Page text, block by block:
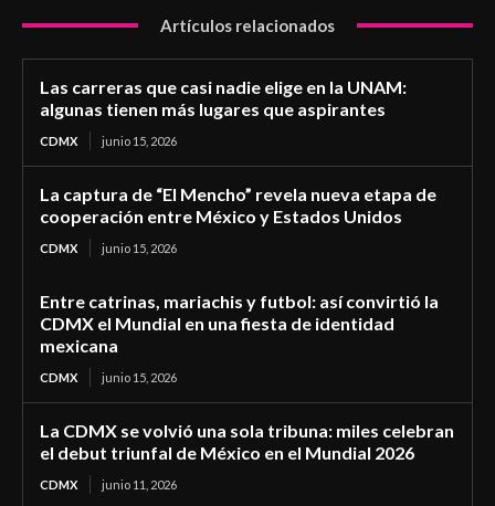
Artículos relacionados
Las carreras que casi nadie elige en la UNAM:
algunas tienen más lugares que aspirantes
CDMX junio 15, 2026
La captura de “El Mencho” revela nueva etapa de
cooperación entre México y Estados Unidos
CDMX junio 15, 2026
Entre catrinas, mariachis y futbol: así convirtió la
CDMX el Mundial en una fiesta de identidad
mexicana
CDMX junio 15, 2026
La CDMX se volvió una sola tribuna: miles celebran
el debut triunfal de México en el Mundial 2026
CDMX junio 11, 2026